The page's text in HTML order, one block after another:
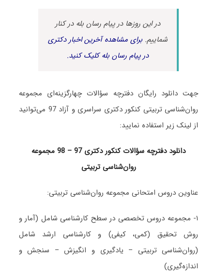
در این روزها در پیام رسان بله در کنار
شماییم.برای مشاهده آخرین اخبار دکتری
در پیام رسان بله کلیک کنید.
جهت دانلود رایگان دفترچه سؤالات چهارگزینه‌ای مجموعه
روان‌شناسی تربیتی کنکور دکتری سراسری و آزاد 97 می‌توانید
از لینک زیر استفاده نمایید:
دانلود دفترچه سؤالات کنکور دکتری 97 – 98 مجموعه
روان‌شناسی تربیتی
عناوین دروس امتحانی مجموعه روان‌شناسی تربیتی:
۱- مجموعه دروس تخصصی در سطح کارشناسی شامل (آمار و
روش تحقیق (کمی، کیفی) و کارشناسی ارشد شامل
(روان‌شناسی تربیتی – یادگیری و انگیزش – سنجش و
اندازه‌گیری)